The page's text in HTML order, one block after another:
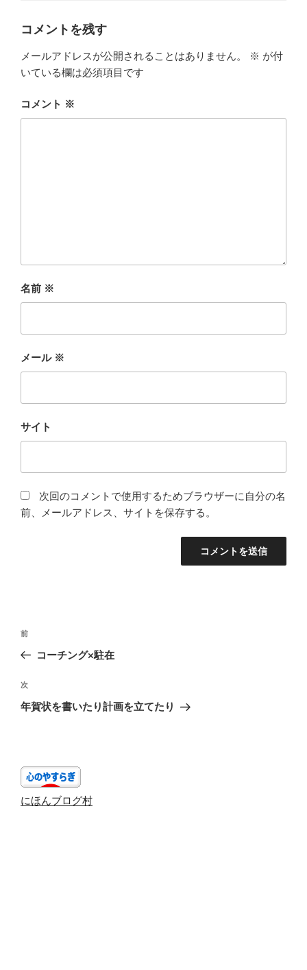
コメントを残す
メールアドレスが公開されることはありません。 ※ が付
いている欄は必須項目です
コメント ※
名前 ※
メール ※
サイト
次回のコメントで使用するためブラウザーに自分の名
前、メールアドレス、サイトを保存する。
投
ナ
ビ
ゲ
ン
前
の
稿
前
コーチング×駐在
次
の
次
年賀状を書いたり計画を立てたり
にほんブログ村